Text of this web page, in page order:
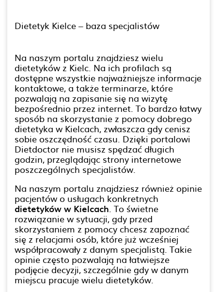
Dietetyk Kielce – baza specjalistów
Na naszym portalu znajdziesz wielu
dietetyków z Kielc. Na ich profilach są
dostępne wszystkie najważniejsze informacje
kontaktowe, a także terminarze, które
pozwalają na zapisanie się na wizytę
bezpośrednio przez internet. To bardzo łatwy
sposób na skorzystanie z pomocy dobrego
dietetyka w Kielcach, zwłaszcza gdy cenisz
sobie oszczędność czasu. Dzięki portalowi
Dietdoctor nie musisz spędzać długich
godzin, przeglądając strony internetowe
poszczególnych specjalistów.
Na naszym portalu znajdziesz również opinie
pacjentów o usługach konkretnych
dietetyków w Kielcach. To świetne
rozwiązanie w sytuacji, gdy przed
skorzystaniem z pomocy chcesz zapoznać
się z relacjami osób, które już wcześniej
współpracowały z danym specjalistą. Takie
opinie często pozwalają na łatwiejsze
podjęcie decyzji, szczególnie gdy w danym
miejscu pracuje wielu dietetyków.